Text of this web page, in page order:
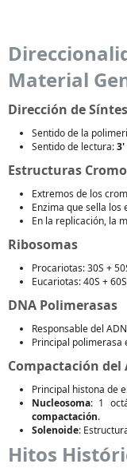
Material
Dirección de
Sentido de la
Sentido de lectura:
Estructuras
Extremos de los
Enzima que sella
En la replicación, la
Ribosomas
Procariotas: 30S +
Eucariotas: 40S +
DNA Polimerasas
Responsable del
Principal polimerasa
Compactación del
Principal histona de
Nucleosoma: 1
compactación.
Solenoide:
Hitos